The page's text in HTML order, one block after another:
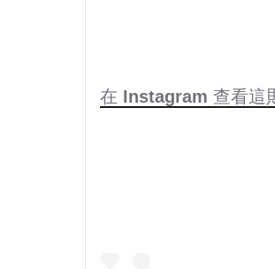
在 Instagram 查看這